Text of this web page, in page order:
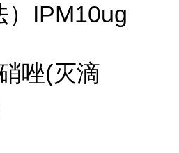
）IPM10ug
唑(灭滴